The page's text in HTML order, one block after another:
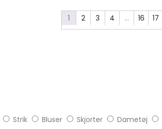
1 2 3 4 … 16 17
Strik Bluser Skjorter Dametøj